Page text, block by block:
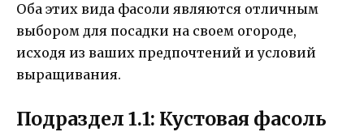
Оба этих вида фасоли являются отличным
выбором для посадки на своем огороде,
исходя из ваших предпочтений и условий
выращивания.
Подраздел 1.1: Кустовая фасоль